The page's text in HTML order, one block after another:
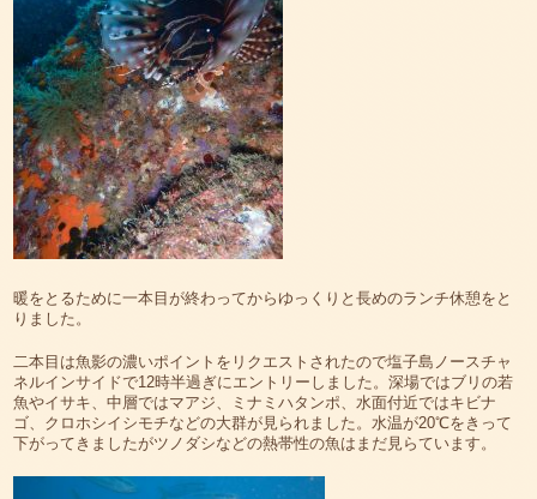
暖をとるために一本目が終わってからゆっくりと長めのランチ休憩をと
りました。
二本目は魚影の濃いポイントをリクエストされたので塩子島ノースチャ
ネルインサイドで12時半過ぎにエントリーしました。深場ではブリの若
魚やイサキ、中層ではマアジ、ミナミハタンポ、水面付近ではキビナ
ゴ、クロホシイシモチなどの大群が見られました。水温が20℃をきって
下がってきましたがツノダシなどの熱帯性の魚はまだ見らています。